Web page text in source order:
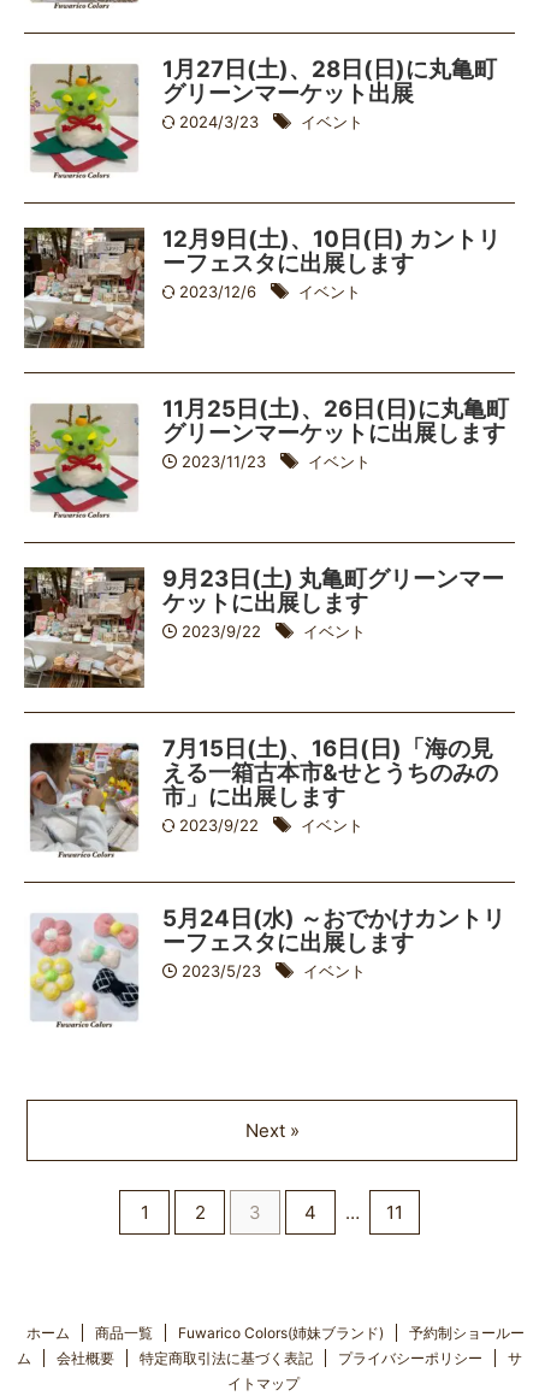
1月27日(土)、28日(日)に丸亀町
グリーンマーケット出展
2024/3/23 イベント
12月9日(土)、10日(日) カントリ
ーフェスタに出展します
2023/12/6 イベント
11月25日(土)、26日(日)に丸亀町
グリーンマーケットに出展します
2023/11/23 イベント
9月23日(土) 丸亀町グリーンマー
ケットに出展します
2023/9/22 イベント
7月15日(土)、16日(日)「海の見
える一箱古本市&せとうちのみの
市」に出展します
2023/9/22 イベント
5月24日(水) ～おでかけカントリ
ーフェスタに出展します
2023/5/23 イベント
1 2 3 4 … 11
Next »
ホーム 商品一覧 Fuwarico Colors(姉妹ブランド)
予約制ショールー
ム
会社概要 特定商取引法に基づく表記 プライバシーポリシー
サ
イトマップ